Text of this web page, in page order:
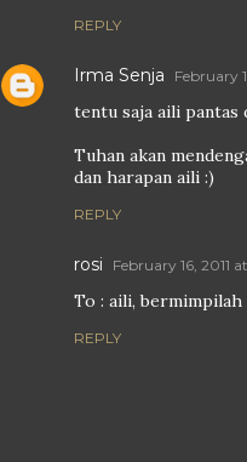
REPLY
Irma Senja February
tentu saja aili
Tuhan akan
dan harapan aili :)
REPLY
rosi February 16, 2011
To : aili,
REPLY